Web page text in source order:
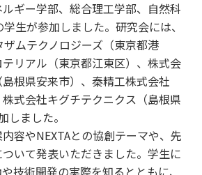
ギー学部、総合理工学部、自然科
生が参加しました。研究会には、
ムテクノロジーズ（東京都港
リアル（東京都江東区）、株式会
根県安来市）、秦精工株式会社
株式会社キグチテクニクス（島根県
しました。
容やNEXTAとの協創テーマや、先
いて発表いただきました。学生に
技術開発の実際を知るとともに、